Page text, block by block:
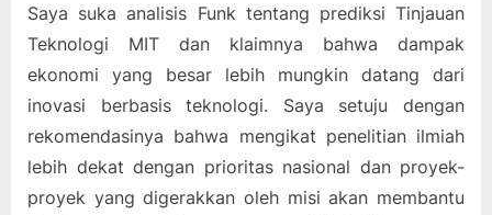
Saya suka analisis Funk tentang prediksi Tinjauan
Teknologi MIT dan klaimnya bahwa dampak
ekonomi yang besar lebih mungkin datang dari
inovasi berbasis teknologi. Saya setuju dengan
rekomendasinya bahwa mengikat penelitian ilmiah
lebih dekat dengan prioritas nasional dan proyek-
proyek yang digerakkan oleh misi akan membantu